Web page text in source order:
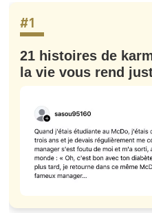
#1
21 histoires de
la vie vous rend